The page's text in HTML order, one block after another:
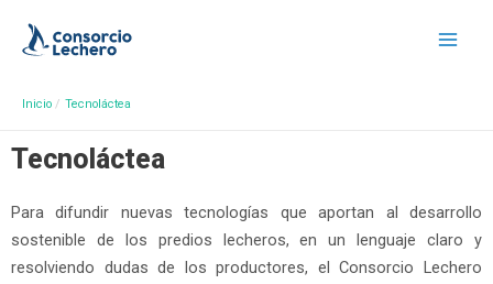
Inicio Tecnoláctea
Tecnoláctea
Para difundir nuevas tecnologías que aportan al desarrollo
sostenible de los predios lecheros, en un lenguaje claro y
resolviendo dudas de los productores, el Consorcio Lechero